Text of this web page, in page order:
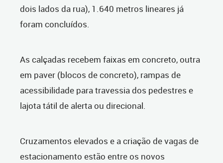
dois lados da rua), 1.640 metros lineares já
foram concluídos.
As calçadas recebem faixas em concreto, outra
em paver (blocos de concreto), rampas de
acessibilidade para travessia dos pedestres e
lajota tátil de alerta ou direcional.
Cruzamentos elevados e a criação de vagas de
estacionamento estão entre os novos